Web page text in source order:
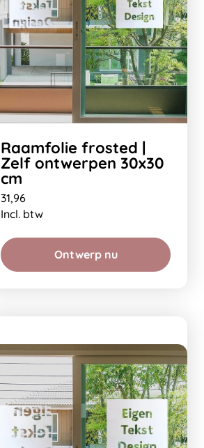
Raamfolie frosted |
Zelf ontwerpen 30x30
cm
31,96
Incl. btw
Ontwerp nu